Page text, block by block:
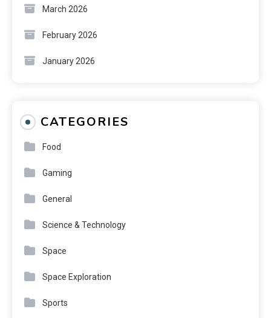
March 2026
February 2026
January 2026
CATEGORIES
Food
Gaming
General
Science & Technology
Space
Space Exploration
Sports